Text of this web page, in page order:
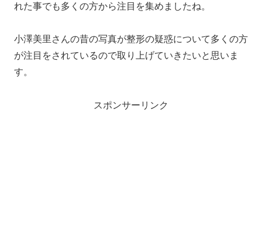
れた事でも多くの方から注目を集めましたね。
小澤美里さんの昔の写真が整形の疑惑について多くの方
が注目をされているので取り上げていきたいと思いま
す。
スポンサーリンク